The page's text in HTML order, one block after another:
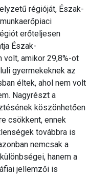
régióját, Észak-
erőteljesen
Észak-
volt, amikor 29,8%-ot
gyermekeknek az
éltek, ahol nem volt
Nagyrészt a
köszönhetően
csökkent, ennek
továbbra is
nemcsak a
hanem a
jellemzői is